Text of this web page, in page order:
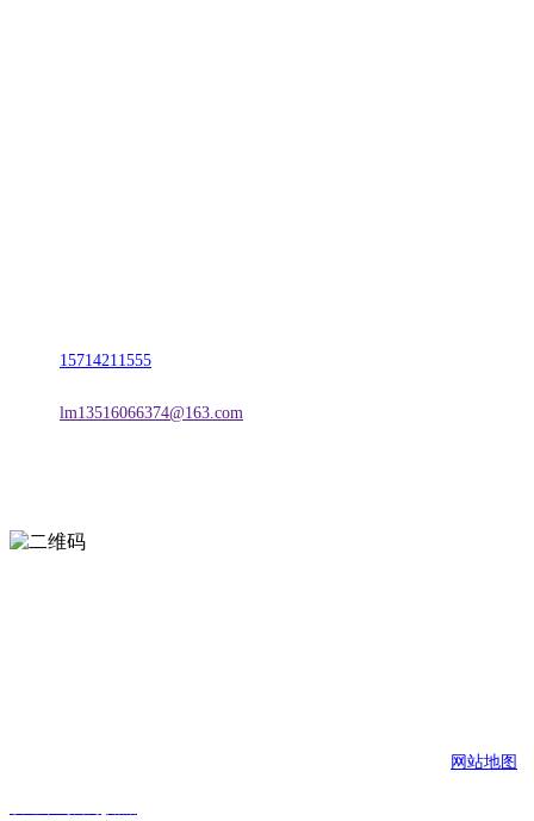
15714211555
lm13516066374@163.com
网站地图